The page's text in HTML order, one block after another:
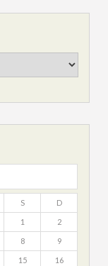
S D
1 2
8 9
15 16